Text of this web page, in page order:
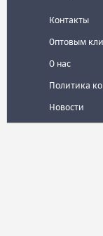
Контакты
Оптовым
О нас
Политика
Новости